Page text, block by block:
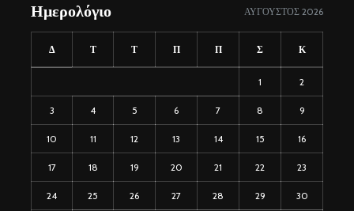
Ημερολόγιο ΑΎΓΟΥΣΤΟΣ 2026
Δ Τ Τ Π Π Σ Κ
1 2
3 4 5 6 7 8 9
10 11 12 13 14 15 16
17 18 19 20 21 22 23
24 25 26 27 28 29 30